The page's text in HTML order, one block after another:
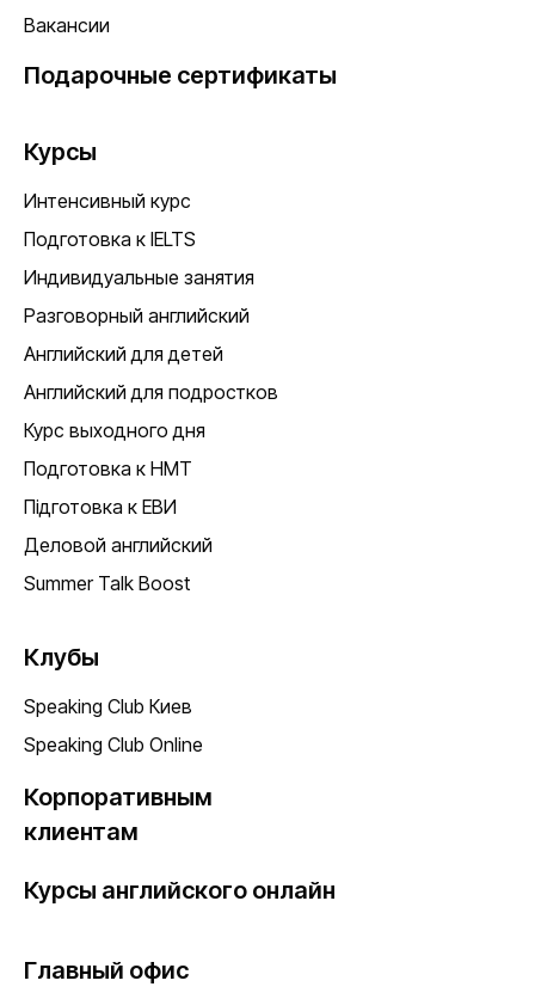
Вакансии
Подарочные сертификаты
Курсы
Интенсивный курс
Подготовка к IELTS
Индивидуальные занятия
Разговорный английский
Английский для детей
Английский для подростков
Курс выходного дня
Подготовка к НМТ
Підготовка к ЕВИ
Деловой английский
Summer Talk Boost
Клубы
Speaking Club Киев
Speaking Club Online
Корпоративным
клиентам
Курсы английского онлайн
Главный офис